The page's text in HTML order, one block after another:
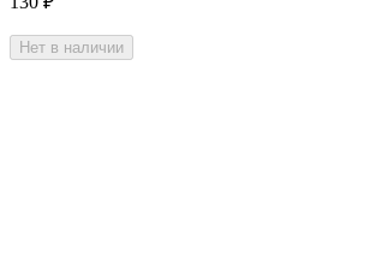
Нет в наличии